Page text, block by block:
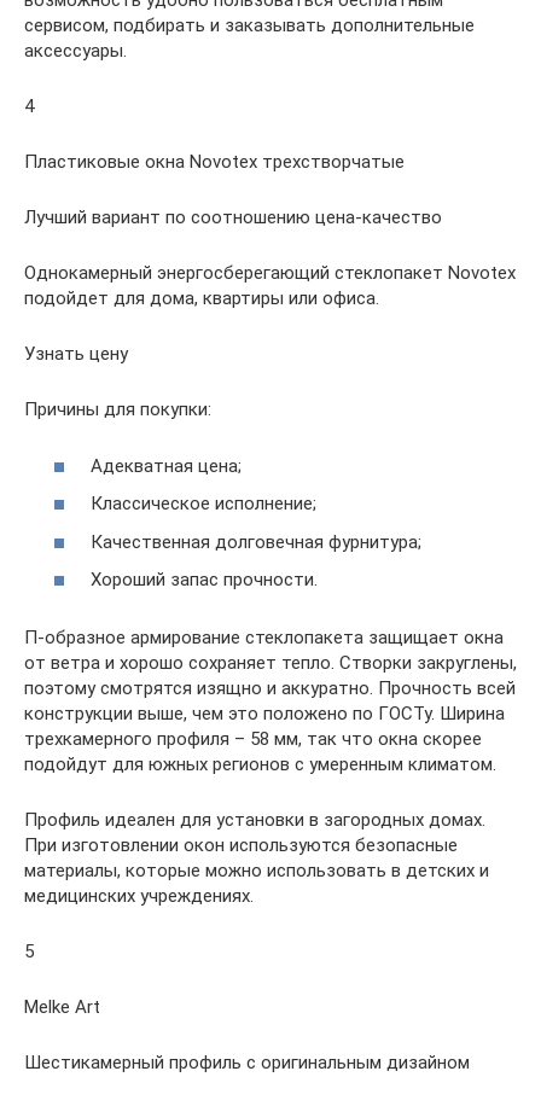
сервисом, подбирать и заказывать дополнительные
аксессуары.
4
Пластиковые окна Novotex трехстворчатые
Лучший вариант по соотношению цена-качество
Однокамерный энергосберегающий стеклопакет Novotex
подойдет для дома, квартиры или офиса.
Узнать цену
Причины для покупки:
Адекватная цена;
Классическое исполнение;
Качественная долговечная фурнитура;
Хороший запас прочности.
П-образное армирование стеклопакета защищает окна
от ветра и хорошо сохраняет тепло. Створки закруглены,
поэтому смотрятся изящно и аккуратно. Прочность всей
конструкции выше, чем это положено по ГОСТу. Ширина
трехкамерного профиля – 58 мм, так что окна скорее
подойдут для южных регионов с умеренным климатом.
Профиль идеален для установки в загородных домах.
При изготовлении окон используются безопасные
материалы, которые можно использовать в детских и
медицинских учреждениях.
5
Melke Art
Шестикамерный профиль с оригинальным дизайном